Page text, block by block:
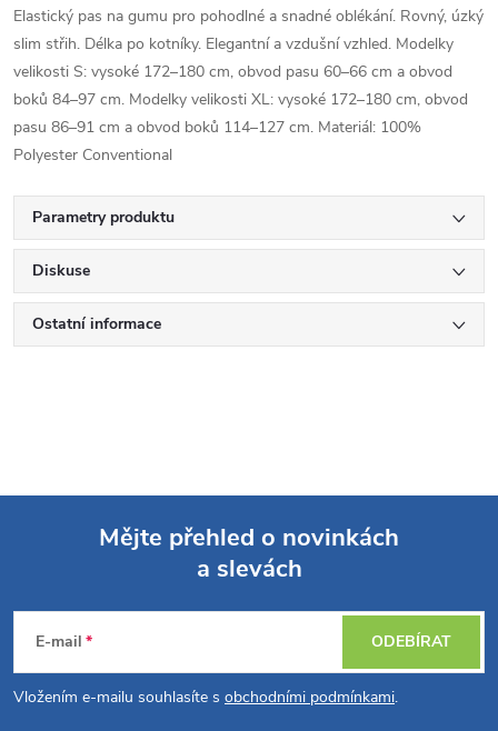
Elastický pas na gumu pro pohodlné a snadné oblékání. Rovný, úzký
slim střih. Délka po kotníky. Elegantní a vzdušní vzhled. Modelky
velikosti S: vysoké 172–180 cm, obvod pasu 60–66 cm a obvod
boků 84–97 cm. Modelky velikosti XL: vysoké 172–180 cm, obvod
pasu 86–91 cm a obvod boků 114–127 cm. Materiál: 100%
Polyester Conventional
Parametry produktu
Diskuse
Ostatní informace
p
Mějte přehled o novinkách
a slevách
E-mail
Vložením e-mailu souhlasíte s obchodními podmínkami.
ODEBÍRAT